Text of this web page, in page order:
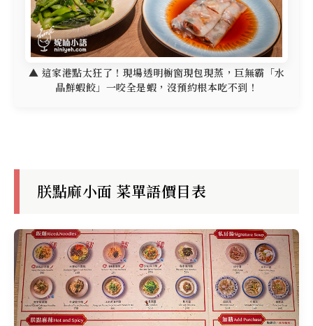
▲ 這家港點太狂了！現場透明櫥窗現包現蒸，巨無霸「水
晶鮮蝦餃」一咬全是蝦，沒預約根本吃不到！
朕點麻小面 菜單語價目表